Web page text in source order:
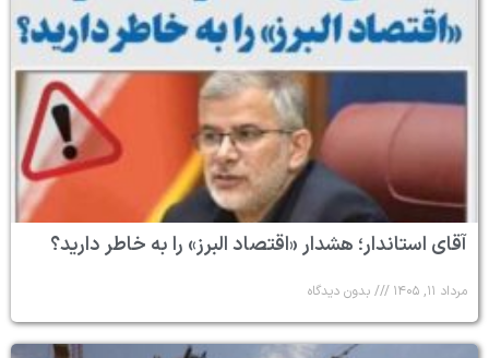
آقای استاندار؛ هشدار «اقتصاد البرز» را به خاطر دارید؟
مرداد ۱۱, ۱۴۰۵ بدون دیدگاه